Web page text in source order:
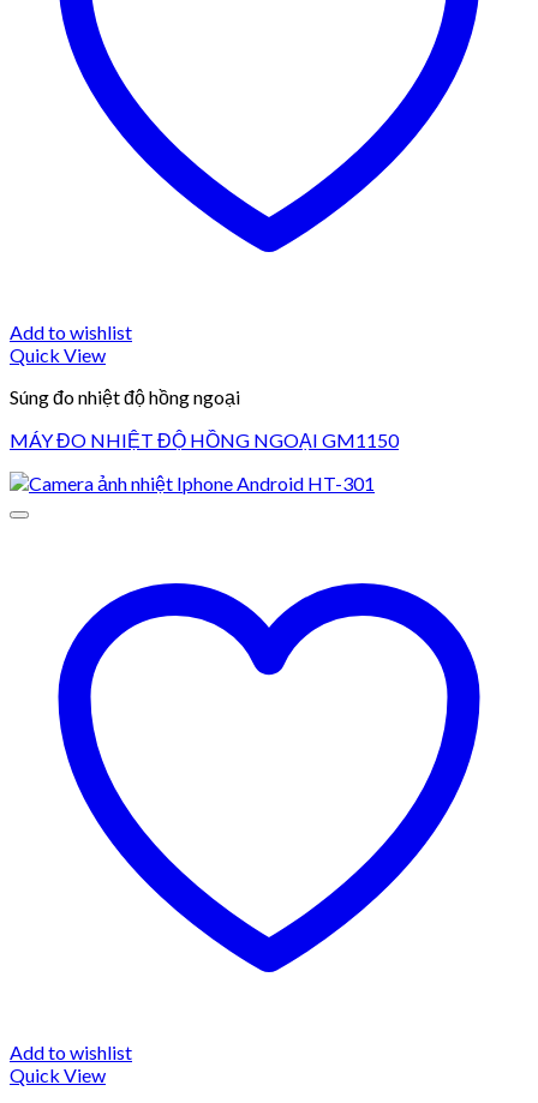
Add to wishlist
Quick View
Súng đo nhiệt độ hồng ngoại
MÁY ĐO NHIỆT ĐỘ HỒNG NGOẠI GM1150
Add to wishlist
Quick View